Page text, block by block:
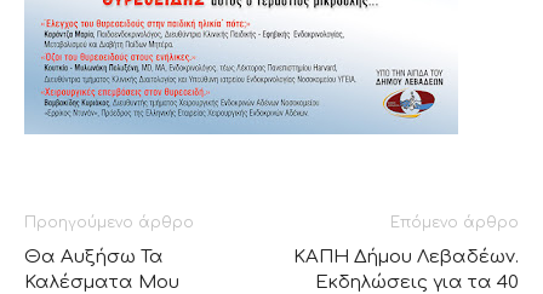
Προηγούμενο άρθρο
Θα Αυξήσω Τα
Καλέσματα Μου
Επόμενο άρθρο
ΚΑΠΗ Δήμου Λεβαδέων.
Εκδηλώσεις για τα 40